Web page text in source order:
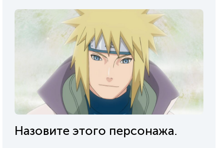
Назовите этого персонажа.